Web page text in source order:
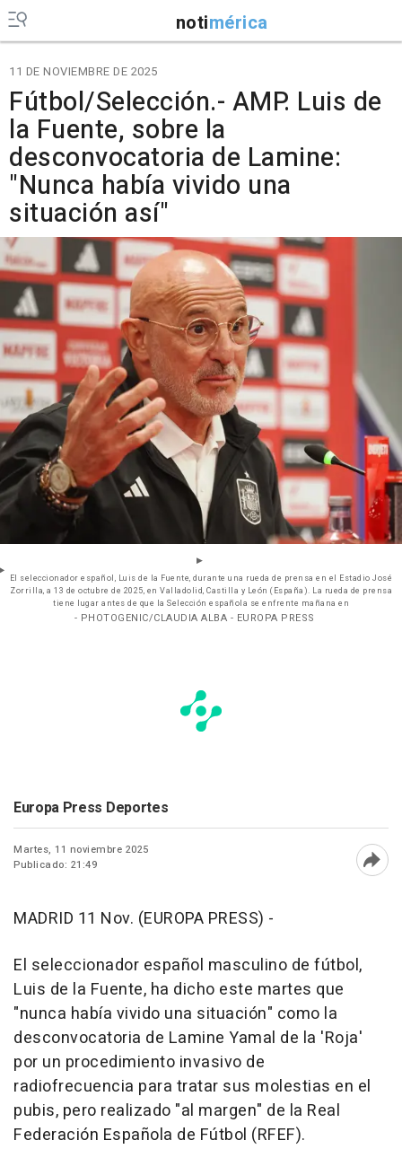
notimérica
11 DE NOVIEMBRE DE 2025
Fútbol/Selección.- AMP. Luis de
la Fuente, sobre la
desconvocatoria de Lamine:
"Nunca había vivido una
situación así"
El seleccionador español, Luis de la Fuente, durante una rueda de prensa en el Estadio José
Zorrilla, a 13 de octubre de 2025, en Valladolid, Castilla y León (España). La rueda de prensa
tiene lugar antes de que la Selección española se enfrente mañana en
- PHOTOGENIC/CLAUDIA ALBA - EUROPA PRESS
Europa Press Deportes
Martes, 11 noviembre 2025
Publicado: 21:49
MADRID 11 Nov. (EUROPA PRESS) -
El seleccionador español masculino de fútbol,
Luis de la Fuente, ha dicho este martes que
"nunca había vivido una situación" como la
desconvocatoria de Lamine Yamal de la 'Roja'
por un procedimiento invasivo de
radiofrecuencia para tratar sus molestias en el
pubis, pero realizado "al margen" de la Real
Federación Española de Fútbol (RFEF).